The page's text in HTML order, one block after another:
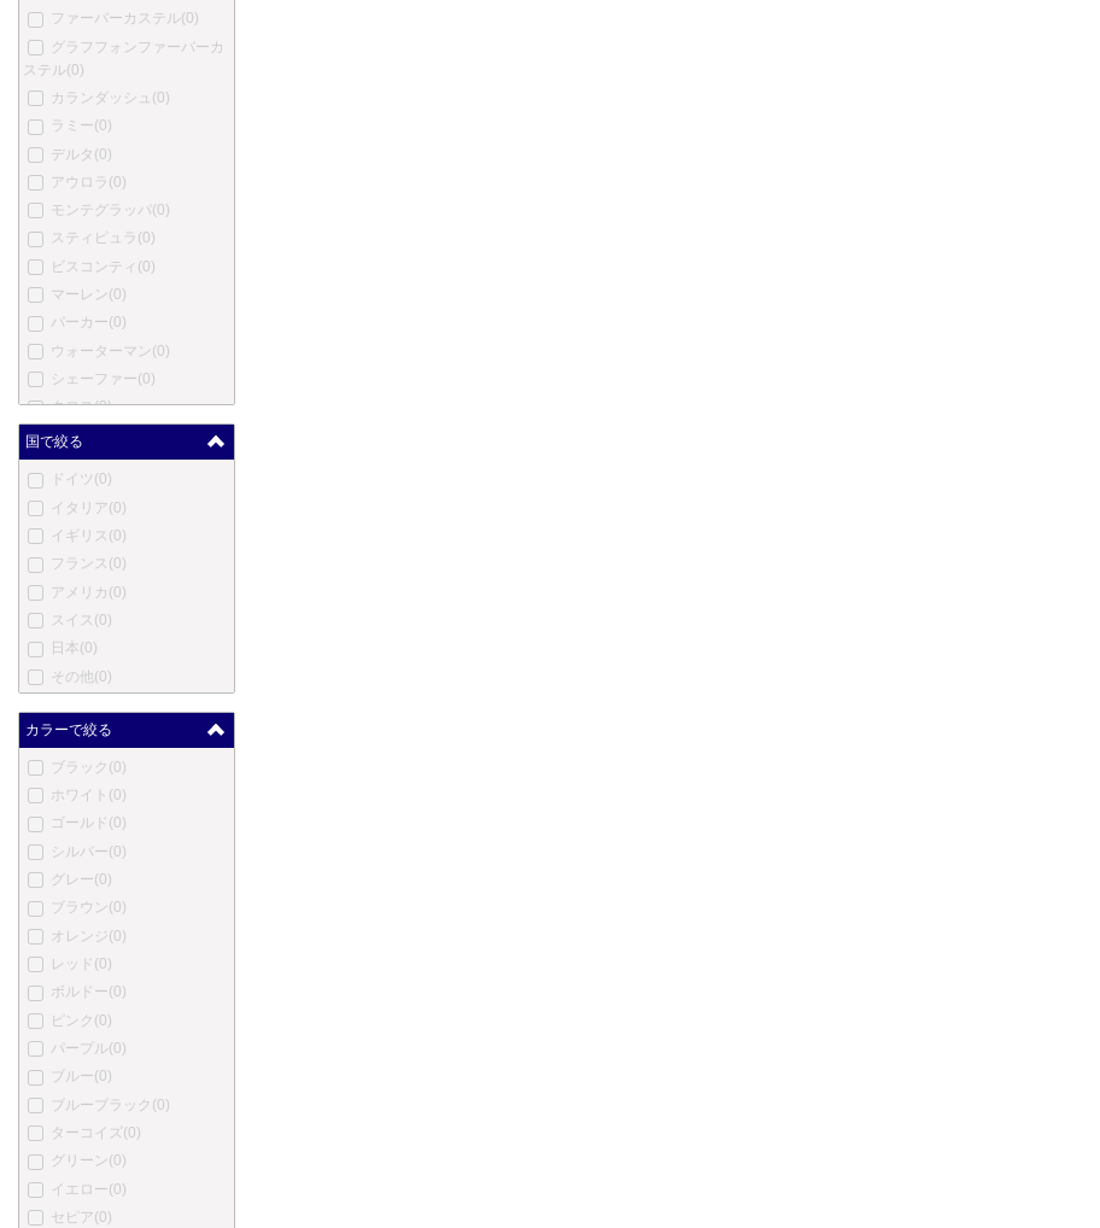
ファーバーカステル(0)
グラフフォンファーバーカ
ステル(0)
カランダッシュ (0)
ラミー(0)
デルタ (0)
アウロラ (0)
モンテグラッパ(0)
スティピュラ (0)
ビスコンティ (0)
マーレン (0)
パーカー(0)
ウォーターマン (0)
シェーファー(0)
クロス(0)
モンテベルデ
ヤード・オ・レッド(0)
カルティエ (0)
コンウェイ・スチュワート
(0)
ダンヒル
エバーシャープ
セーラー(0)
パイロット
プラチナ (0)
カトウセイサクショ
丸善(0)
中屋万年筆(0)
酒井栄助(0)
川窪万年筆(0)
アクメ (0)
あかしや(0)
アキュラ(0)
オートポイント
バヤード(0)
ベクスレー
ブレイリオ (0)
バーバーリー(0)
ブルガリ (0)
カンポマルツィオ
カーター(0)
国で絞る
ドイツ (0)
イタリア(0)
イギリス (0)
フランス (0)
アメリカ (0)
スイス (0)
日本(0)
その他(0)
カラーで絞る
ブラック (0)
ホワイト (0)
ゴールド (0)
シルバー(0)
グレー(0)
ブラウン (0)
オレンジ(0)
レッド (0)
ボルドー(0)
ピンク (0)
パープル(0)
ブルー(0)
ブルーブラック (0)
ターコイズ(0)
グリーン (0)
イエロー(0)
セピア(0)